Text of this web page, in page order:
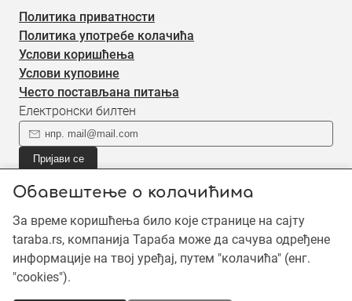
Обавештење о колачићима
За време коришћења било које странице на сајту
taraba.rs, компанија Тараба може да сачува одређене
информације на твој уређај, путем "колачића" (енг.
"cookies").
Политика приватности
Политика употребе колачића
Услови коришћења
Услови куповине
Често постављана питања
Електронски билтен
Пријави се
информације о новом садржају.
©2019 - 2026 Тараба доо. Сва права задржана. Садржај је
заштићен ауторским правима и власништво је Тараба доо,
осим када је наведено другачије. Неовлашћена употреба